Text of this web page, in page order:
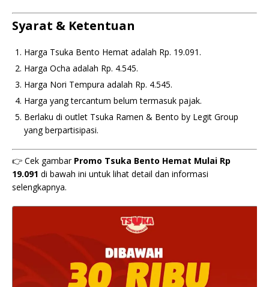
Syarat & Ketentuan
Harga Tsuka Bento Hemat adalah Rp. 19.091.
Harga Ocha adalah Rp. 4.545.
Harga Nori Tempura adalah Rp. 4.545.
Harga yang tercantum belum termasuk pajak.
Berlaku di outlet Tsuka Ramen & Bento by Legit Group
yang berpartisipasi.
👉 Cek gambar Promo Tsuka Bento Hemat Mulai Rp
19.091 di bawah ini untuk lihat detail dan informasi
selengkapnya.